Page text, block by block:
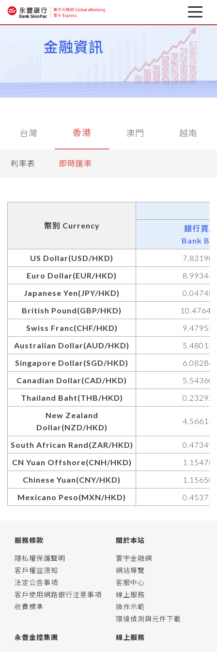
企業行動銀行
匯率避險專區
金融資訊
台灣 香港 澳門 越南
利率表 即時匯率
幣別 Currency
銀行買入
Bank
US Dollar(USD/HKD)
Euro Dollar(EUR/HKD)
Japanese Yen(JPY/HKD)
British Pound(GBP/HKD)
Swiss Franc(CHF/HKD)
Australian Dollar(AUD/HKD)
Singapore Dollar(SGD/HKD)
Canadian Dollar(CAD/HKD)
Thailand Baht(THB/HKD)
New Zealand
Dollar(NZD/HKD)
South African Rand(ZAR/HKD)
CN Yuan Offshore(CNH/HKD)
Chinese Yuan(CNY/HKD)
Mexicano Peso(MXN/HKD)
服務條款
隱私權保護聲明
客戶權益須知
法定公告事項
客戶使用網路銀行注意事項
收費標準
關於本站
寰宇金融網
網站導覽
客服中心
線上服務
操作示範
環境偵測與元件下載
永豐金控集團 線上服務